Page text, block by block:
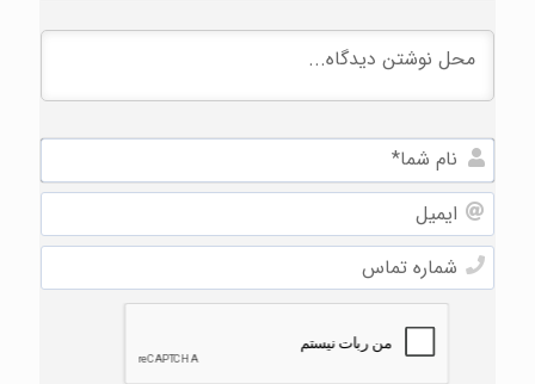
نام
شما*
ایمیل